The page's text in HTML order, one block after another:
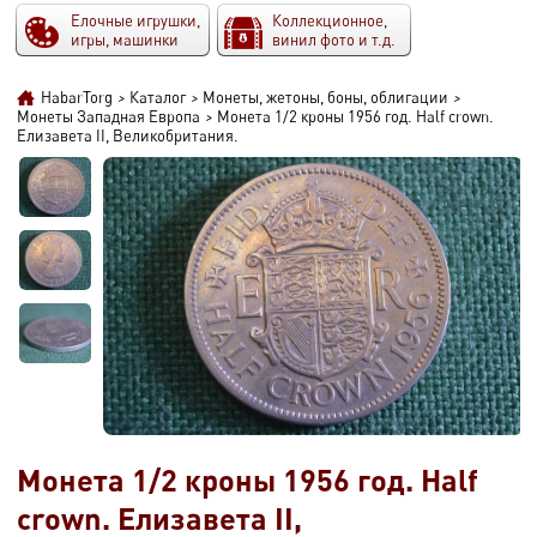
Елочные игрушки,
игры, машинки
Коллекционное,
винил фото и т.д.
HabarTorg > Каталог > Монеты, жетоны, боны, облигации >
Монеты Западная Европа > Монета 1/2 кроны 1956 год. Half crown.
Елизавета II, Великобритания.
Монета 1/2 кроны 1956 год. Half
crown. Елизавета II,